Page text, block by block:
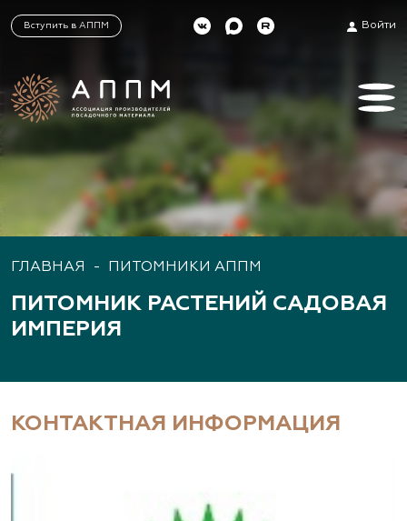
Вступить в АППМ Войти
ГЛАВНАЯ - ПИТОМНИКИ АППМ
ПИТОМНИК РАСТЕНИЙ САДОВАЯ
ИМПЕРИЯ
КОНТАКТНАЯ ИНФОРМАЦИЯ